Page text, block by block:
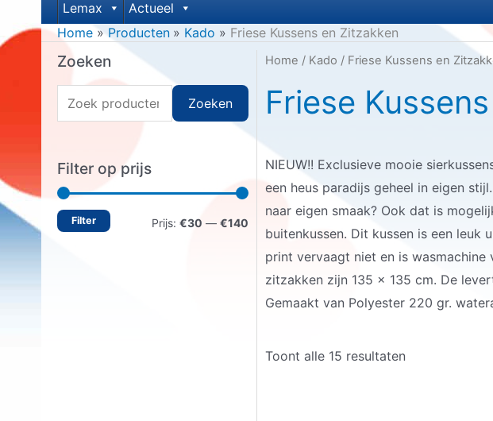
Lemax
Actueel
Home
Producten Kado Friese Kussens en Zitzakken
Zoeken
o
k
e
n
Zoeken
Filter op prijs
Filter Prijs: €30 — €140
Home / Kado / Friese Kussens en
Friese
NIEUW!! Exclusieve mooie
een heus paradijs geheel in eigen
naar eigen smaak? Ook dat is
buitenkussen. Dit kussen is een leuk
print vervaagt niet en is
zitzakken zijn 135 x 135 cm. De
Gemaakt van Polyester 220 gr.
Toont alle 15 resultaten